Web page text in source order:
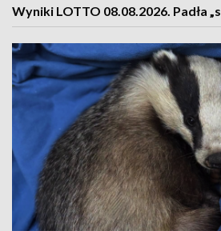
Wyniki LOTTO 08.08.2026. Padła